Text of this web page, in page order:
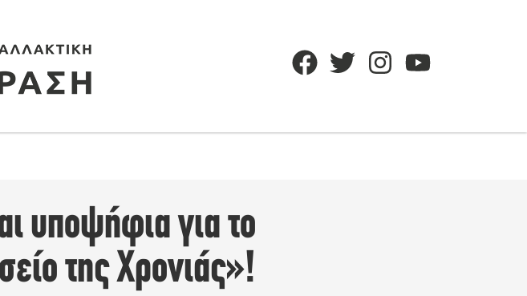
υποψήφια για το
της Χρονιάς»!